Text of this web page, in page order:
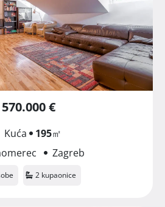
570.000 €
Kuća 195㎡
Zagreb
2 kupaonice